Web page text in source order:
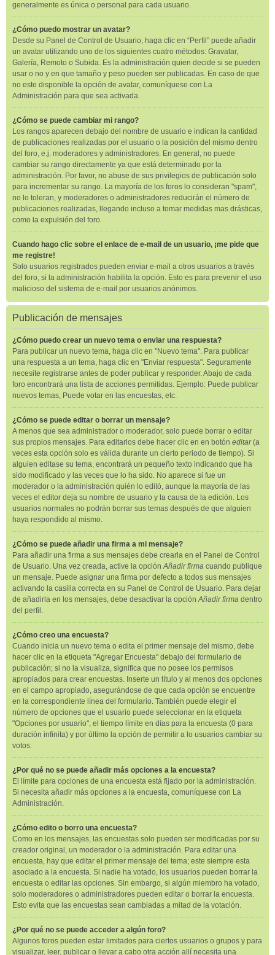
generalmente es única o personal para cada usuario.
¿Cómo puedo mostrar un avatar?
Desde su Panel de Control de Usuario, haga clic en “Perfil” puede añadir
un avatar utilizando uno de los siguientes cuatro métodos: Gravatar,
Galería, Remoto o Subida. Es la administración quien decide si se pueden
usar o no y en que tamaño y peso pueden ser publicadas. En caso de que
no este disponible la opción de avatar, comuníquese con La
Administración para que sea activada.
¿Cómo se puede cambiar mi rango?
Los rangos aparecen debajo del nombre de usuario e indican la cantidad
de publicaciones realizadas por el usuario o la posición del mismo dentro
del foro, e.j. moderadores y administradores. En general, no puede
cambiar su rango directamente ya que está determinado por la
administración. Por favor, no abuse de sus privilegios de publicación solo
para incrementar su rango. La mayoría de los foros lo consideran "spam",
no lo toleran, y moderadores o administradores reducirán el número de
publicaciones realizadas, llegando incluso a tomar medidas mas drásticas,
como la expulsión del foro.
Cuando hago clic sobre el enlace de e-mail de un usuario, ¡me pide que
me registre!
Solo usuarios registrados pueden enviar e-mail a otros usuarios a través
del foro, si la administración habilita la opción. Esto es para prevenir el uso
malicioso del sistema de e-mail por usuarios anónimos.
Publicación de mensajes
¿Cómo puedo crear un nuevo tema o enviar una respuesta?
Para publicar un nuevo tema, haga clic en "Nuevo tema". Para publicar
una respuesta a un tema, haga clic en "Enviar respuesta". Seguramente
necesite registrarse antes de poder publicar y responder. Abajo de cada
foro encontrará una lista de acciones permitidas. Ejemplo: Puede publicar
nuevos temas, Puede votar en las encuestas, etc.
¿Cómo se puede editar o borrar un mensaje?
A menos que sea administrador o moderador, solo puede borrar o editar
sus propios mensajes. Para editarlos debe hacer clic en en botón editar(a
veces esta opción solo es válida durante un cierto periodo de tiempo). Si
alguien editase su tema, encontrará un pequeño texto indicando que ha
sido modificado y las veces que lo ha sido. No aparece si fue un
moderador o la administración quién lo editó, aunque la mayoría de las
veces el editor deja su nombre de usuario y la causa de la edición. Los
usuarios normales no podrán borrar sus temas después de que alguien
haya respondido al mismo.
¿Cómo se puede añadir una firma a mi mensaje?
Para añadir una firma a sus mensajes debe crearla en el Panel de Control
de Usuario. Una vez creada, active la opciónAñadir firma cuando publique
un mensaje. Puede asignar una firma por defecto a todos sus mensajes
activando la casilla correcta en su Panel de Control de Usuario. Para dejar
de añadirla en los mensajes, debe desactivar la opciónAñadir firma dentro
del perfil.
¿Cómo creo una encuesta?
Cuando inicia un nuevo tema o edita el primer mensaje del mismo, debe
hacer clic en la etiqueta "Agregar Encuesta" debajo del formulario de
publicación; si no la visualiza, significa que no posee los permisos
apropiados para crear encuestas. Inserte un título y al menos dos opciones
en el campo apropiado, asegurándose de que cada opción se encuentre
en la correspondiente línea del formulario. También puede elegir el
número de opciones que el usuario puede seleccionar en la etiqueta
"Opciones por usuario", el tiempo límite en días para la encuesta (0 para
duración infinita) y por último la opción de permitir a lo usuarios cambiar su
votos.
¿Por qué no se puede añadir más opciones a la encuesta?
El límite para opciones de una encuesta está fijado por la administración.
Si necesita añadir más opciones a la encuesta, comuníquese con La
Administración.
¿Cómo edito o borro una encuesta?
Como en los mensajes, las encuestas solo pueden ser modificadas por su
creador original, un moderador o la administración. Para editar una
encuesta, hay que editar el primer mensaje del tema; este siempre esta
asociado a la encuesta. Si nadie ha votado, los usuarios pueden borrar la
encuesta o editar las opciones. Sin embargo, si algún miembro ha votado,
solo moderadores o administradores pueden editar o borrar la encuesta.
Esto evita que las encuestas sean cambiadas a mitad de la votación.
¿Por qué no se puede acceder a algún foro?
Algunos foros pueden estar limitados para ciertos usuarios o grupos y para
visualizar, leer, publicar o llevar a cabo otra acción allí necesita una